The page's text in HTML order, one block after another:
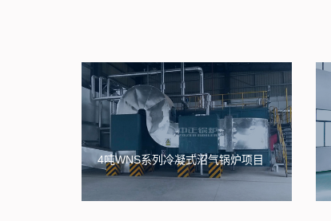
4吨WNS系列冷凝式沼气锅炉项目